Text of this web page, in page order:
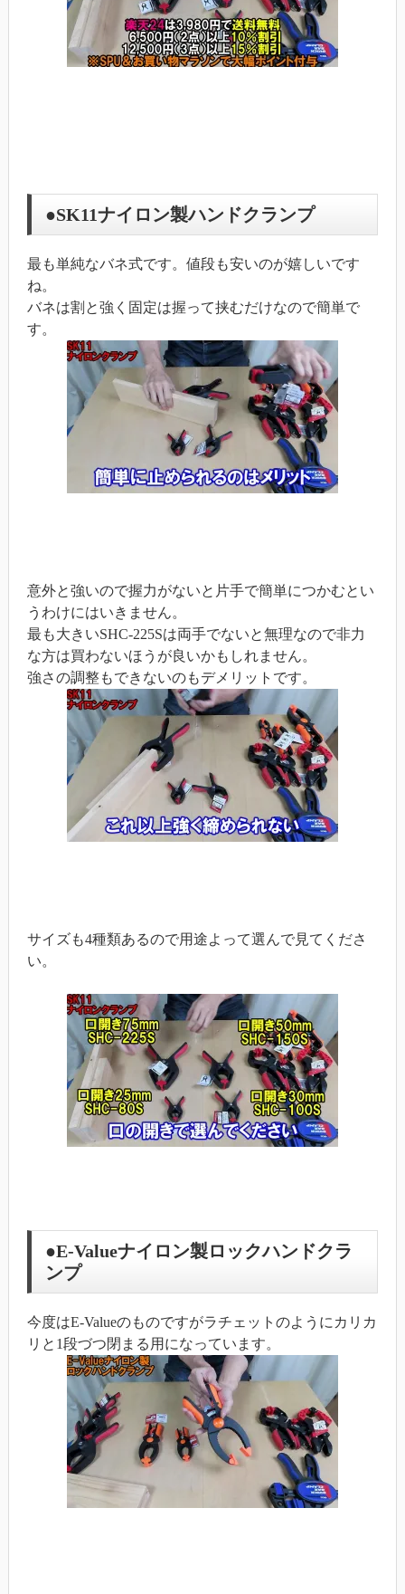
●SK11ナイロン製ハンドクランプ
最も単純なバネ式です。値段も安いのが嬉しいです
ね。
バネは割と強く固定は握って挟むだけなので簡単で
す。
意外と強いので握力がないと片手で簡単につかむとい
うわけにはいきません。
最も大きいSHC-225Sは両手でないと無理なので非力
な方は買わないほうが良いかもしれません。
強さの調整もできないのもデメリットです。
サイズも4種類あるので用途よって選んで見てくださ
い。
●E-Valueナイロン製ロックハンドクラ
ンプ
今度はE-Valueのものですがラチェットのようにカリカ
リと1段づつ閉まる用になっています。